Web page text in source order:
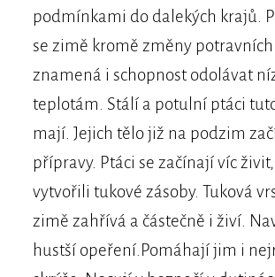
podmínkami do dalekých krajů.
se zimě kromě změny
znamená i schopnost odolávat
teplotám. Stálí a potulní ptáci
mají. Jejich tělo již na podzim
přípravy. Ptáci se začínají víc
vytvořili tukové zásoby. Tuková
zimě zahřívá a částečně i živí.
hustší opeření.Pomáhají jim i